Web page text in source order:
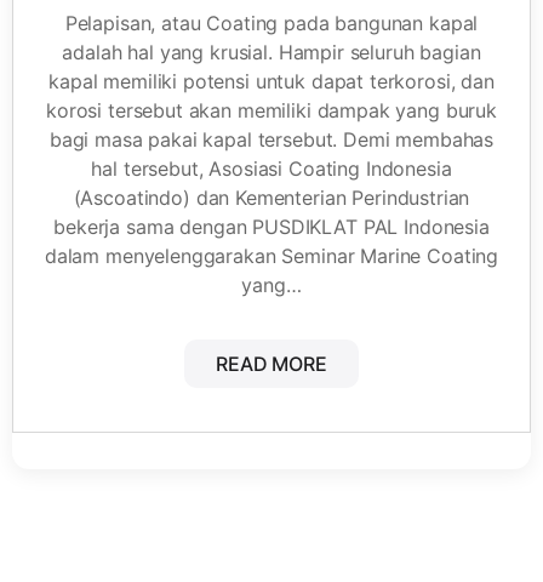
Pelapisan, atau Coating pada bangunan kapal
adalah hal yang krusial. Hampir seluruh bagian
kapal memiliki potensi untuk dapat terkorosi, dan
korosi tersebut akan memiliki dampak yang buruk
bagi masa pakai kapal tersebut. Demi membahas
hal tersebut, Asosiasi Coating Indonesia
(Ascoatindo) dan Kementerian Perindustrian
bekerja sama dengan PUSDIKLAT PAL Indonesia
dalam menyelenggarakan Seminar Marine Coating
yang…
READ MORE